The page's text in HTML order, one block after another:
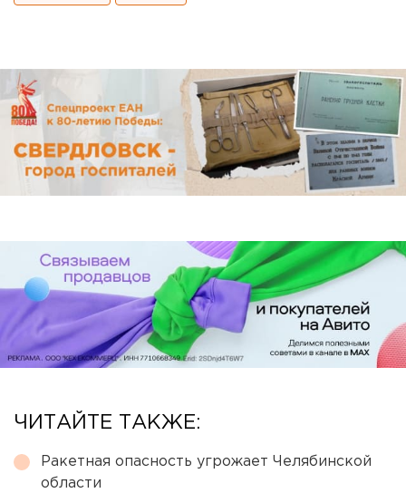
ЧИТАЙТЕ ТАКЖЕ:
Ракетная опасность угрожает Челябинской
области